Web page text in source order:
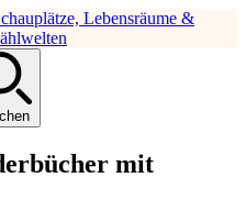
Lebensräume &
mit